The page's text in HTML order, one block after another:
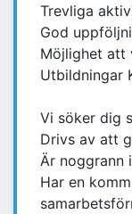
Trevliga
God
Möjlighet att
Utbildningar
Vi söker dig
Drivs av att
Är noggrann
Har en